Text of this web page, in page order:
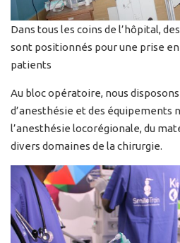
Dans tous les coins de l’hôpital,
sont positionnés pour une prise
patients
Au bloc opératoire, nous
d’anesthésie et des équipements
l’anesthésie locorégionale, du
divers domaines de la chirurgie.